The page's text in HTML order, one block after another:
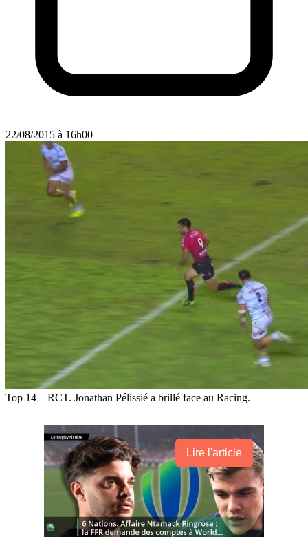
22/08/2015 à 16h00
Top 14 – RCT. Jonathan Pélissié a brillé face au Racing.
Lire l'article